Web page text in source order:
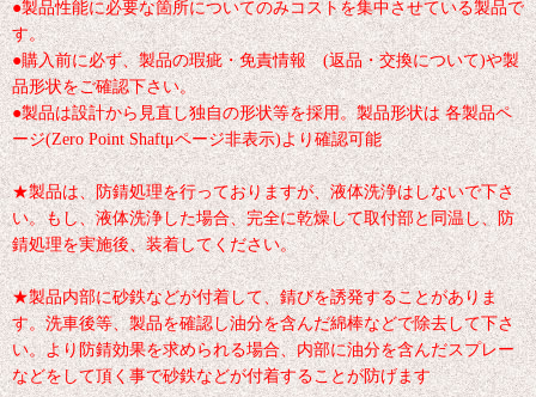
●製品性能に必要な箇所についてのみコストを集中させている製品で
す。
●購入前に必ず、製品の瑕疵・免責情報 (返品・交換について)や製
品形状をご確認下さい。
●製品は設計から見直し独自の形状等を採用。製品形状は 各製品ペ
ージ(Zero Point Shaftμページ非表示)より確認可能
★製品は、防錆処理を行っておりますが、液体洗浄はしないで下さ
い。もし、液体洗浄した場合、完全に乾燥して取付部と同温し、防
錆処理を実施後、装着してください。
★製品内部に砂鉄などが付着して、錆びを誘発することがありま
す。洗車後等、製品を確認し油分を含んだ綿棒などで除去して下さ
い。より防錆効果を求められる場合、内部に油分を含んだスプレー
などをして頂く事で砂鉄などが付着することが防げます